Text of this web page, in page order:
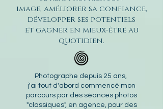
image, améliorer sa confiance,
développer ses potentiels
et gagner en mieux-être au
quotidien.
Photographe depuis 25 ans,
j'ai tout d'abord commencé mon
parcours par des séances photos
"classiques", en agence, pour des